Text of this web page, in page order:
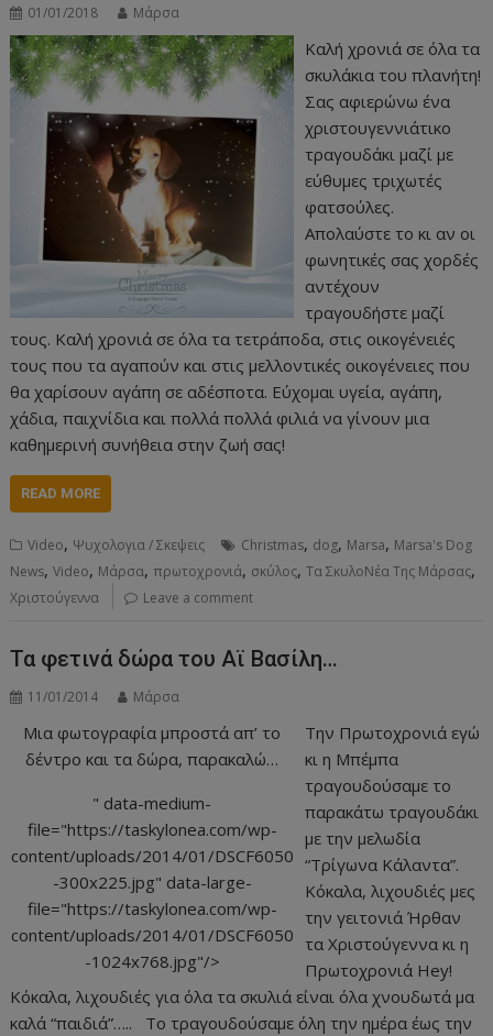
01/01/2018 Μάρσα
Καλή χρονιά σε όλα τα
σκυλάκια του πλανήτη!
Σας αφιερώνω ένα
χριστουγεννιάτικο
τραγουδάκι μαζί με
εύθυμες τριχωτές
φατσούλες.
Απολαύστε το κι αν οι
φωνητικές σας χορδές
αντέχουν
τραγουδήστε μαζί
τους. Καλή χρονιά σε όλα τα τετράποδα, στις οικογένειές
τους που τα αγαπούν και στις μελλοντικές οικογένειες που
θα χαρίσουν αγάπη σε αδέσποτα. Εύχομαι υγεία, αγάπη,
χάδια, παιχνίδια και πολλά πολλά φιλιά να γίνουν μια
καθημερινή συνήθεια στην ζωή σας!
READ MORE
Video, Ψυχολογια / Σκεψεις Christmas, dog, Marsa, Marsa's Dog
News,Video, Μάρσα, πρωτοχρονιά, σκύλος,Τα ΣκυλοΝέα Της Μάρσας,
Χριστούγεννα Leave a comment
Τα φετινά δώρα του Αϊ Βασίλη…
11/01/2014 Μάρσα
Μια φωτογραφία μπροστά απ’ το
δέντρο και τα δώρα, παρακαλώ…
" data-medium-
file="https://taskylonea.com/wp-
content/uploads/2014/01/DSCF6050
-300x225.jpg" data-large-
file="https://taskylonea.com/wp-
content/uploads/2014/01/DSCF6050
-1024x768.jpg"/>
Την Πρωτοχρονιά εγώ
κι η Μπέμπα
τραγουδούσαμε το
παρακάτω τραγουδάκι
με την μελωδία
“Τρίγωνα Κάλαντα”.
Κόκαλα, λιχουδιές μες
την γειτονιά Ήρθαν
τα Χριστούγεννα κι η
Πρωτοχρονιά Hey!
Κόκαλα, λιχουδιές για όλα τα σκυλιά είναι όλα χνουδωτά μα
καλά “παιδιά”….. Το τραγουδούσαμε όλη την ημέρα έως την